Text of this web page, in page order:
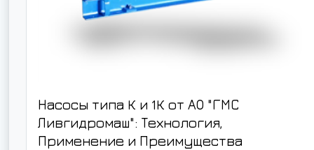
Насосы типа К и 1К от АО "ГМС
Ливгидромаш": Технология,
Применение и Преимущества